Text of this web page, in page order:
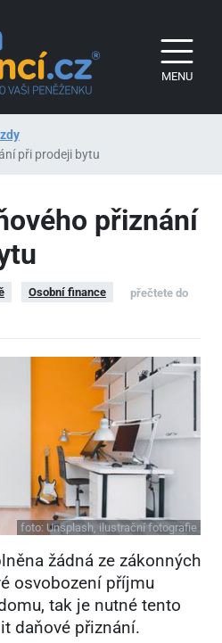
MENU
při prodeji bytu
přiznání
Osobní finance
přečtete do
foto: Unsplash, ilustrační fotografie
žádná ze zákonných
osvobození příjmu
tak je nutné tento
daňové přiznání.